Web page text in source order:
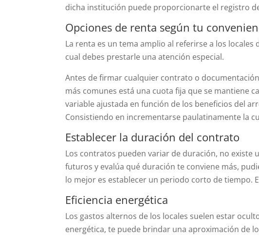
dicha institución puede proporcionarte el registro
Opciones de renta según tu
La renta es un tema amplio al referirse a los locales
cual debes prestarle una atención especial.
Antes de firmar cualquier contrato o
más comunes está una cuota fija que se mantiene
variable ajustada en función de los beneficios del
Consistiendo en incrementarse paulatinamente la
Establecer la duración del contrato
Los contratos pueden variar de duración, no
futuros y evalúa qué duración te conviene más,
lo mejor es establecer un periodo corto de tiempo.
Eficiencia energética
Los gastos alternos de los locales suelen estar
energética, te puede brindar una aproximación de